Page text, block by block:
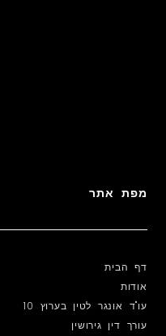
מפת אתר
דף הבית
אודות
עו"ד אונגר לטין בערוץ 10
עורך דין גירושין